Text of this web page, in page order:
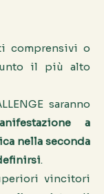
comprensivi o
il più alto
saranno
a
nella seconda
.
vincitori